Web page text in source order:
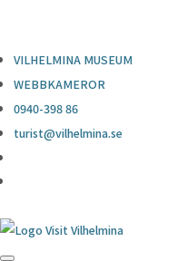
VILHELMINA MUSEUM
WEBBKAMEROR
0940-398 86
turist@vilhelmina.se